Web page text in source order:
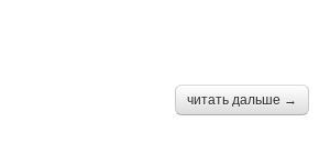
читать дальше →